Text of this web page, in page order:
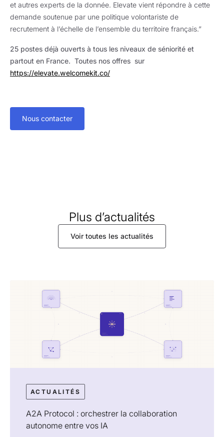
et autres experts de la donnée. Elevate vient répondre à cette
demande soutenue par une politique volontariste de
recrutement à l’échelle de l’ensemble du territoire français.”
25 postes déjà ouverts à tous les niveaux de séniorité et
partout en France. Toutes nos offres sur
https://elevate.welcomekit.co/
Nous contacter
Plus d’actualités
Voir toutes les actualités
ACTUALITÉS
A2A Protocol : orchestrer la collaboration
autonome entre vos IA